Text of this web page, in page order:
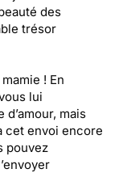
des
trésor
! En
lui
mais
cet envoi encore
pouvez